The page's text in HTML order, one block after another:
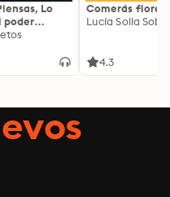
Lo
poder
tus
para
Comerás flores
Lucía Solla
4.3